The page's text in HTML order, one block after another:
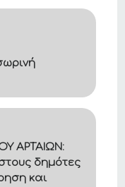
ΑΡΤΑΙΩΝ:
δημότες
και